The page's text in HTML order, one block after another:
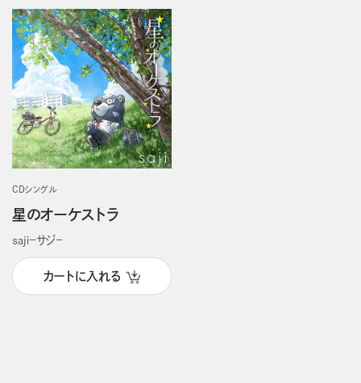
CDシングル
星のオーケストラ
ｓａｊｉ－サジ－
カートに入れる